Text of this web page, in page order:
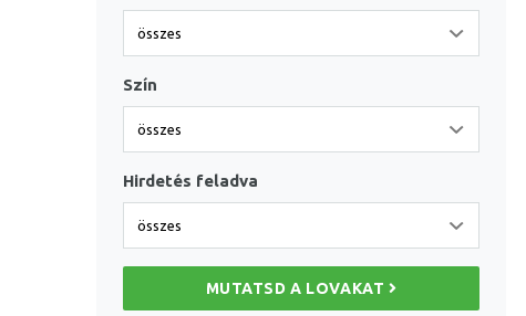
Szín
Hirdetés feladva
MUTATSD A LOVAKAT